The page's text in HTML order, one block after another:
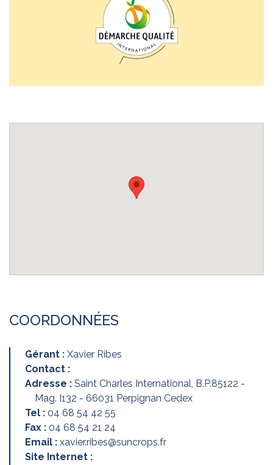
COORDONNÉES
Gérant : Xavier Ribes
Contact :
Adresse : Saint Charles International, B.P.85122 -
Mag. I132 - 66031 Perpignan Cedex
Tel : 04 68 54 42 55
Fax : 04 68 54 21 24
Email : xavier.ribes@suncrops.fr
Site Internet :